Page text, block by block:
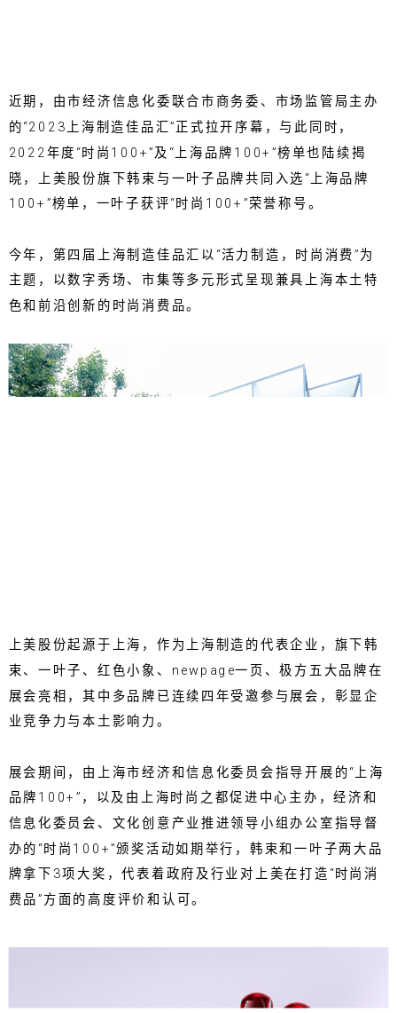
近期，由市经济信息化委联合市商务委、市场监管局主办
的“2023上海制造佳品汇”正式拉开序幕，与此同时，
2022年度“时尚100+”及“上海品牌100+”榜单也陆续揭
晓，上美股份旗下韩束与一叶子品牌共同入选“上海品牌
100+”榜单，一叶子获评“时尚100+”荣誉称号。
今年，第四届上海制造佳品汇以“活力制造，时尚消费”为
主题，以数字秀场、市集等多元形式呈现兼具上海本土特
色和前沿创新的时尚消费品。
上美股份起源于上海，作为上海制造的代表企业，旗下韩
束、一叶子、红色小象、newpage一页、极方五大品牌在
展会亮相，其中多品牌已连续四年受邀参与展会，彰显企
业竞争力与本土影响力。
展会期间，由上海市经济和信息化委员会指导开展的“上海
品牌100+”，以及由上海时尚之都促进中心主办，经济和
信息化委员会、文化创意产业推进领导小组办公室指导督
办的“时尚100+”颁奖活动如期举行，韩束和一叶子两大品
牌拿下3项大奖，代表着政府及行业对上美在打造“时尚消
费品”方面的高度评价和认可。